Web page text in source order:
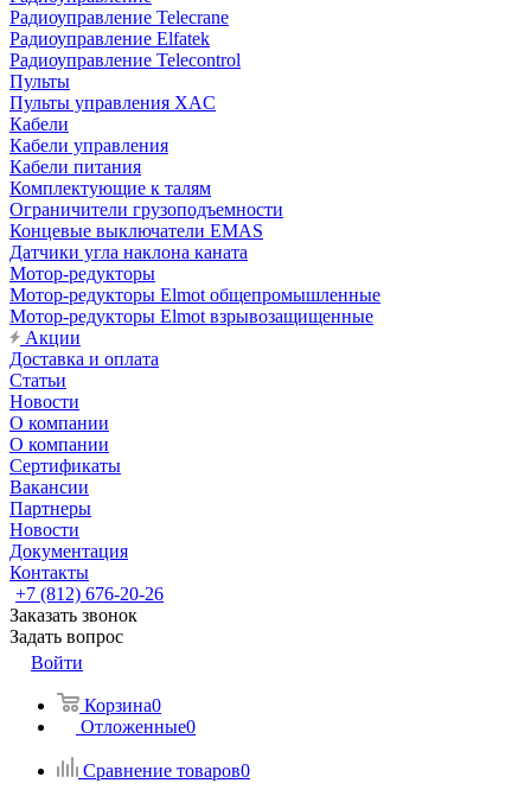
Радиоуправление Telecrane
Радиоуправление Elfatek
Радиоуправление Telecontrol
Пульты
Пульты управления XAC
Кабели
Кабели управления
Кабели питания
Комплектующие к талям
Ограничители грузоподъемности
Концевые выключатели EMAS
Датчики угла наклона каната
Мотор-редукторы
Мотор-редукторы Elmot общепромышленные
Мотор-редукторы Elmot взрывозащищенные
Акции
Доставка и оплата
Статьи
Новости
О компании
О компании
Сертификаты
Вакансии
Партнеры
Новости
Документация
Контакты
+7 (812) 676-20-26
Заказать звонок
Задать вопрос
Войти
Корзина0
Отложенные0
Сравнение товаров0